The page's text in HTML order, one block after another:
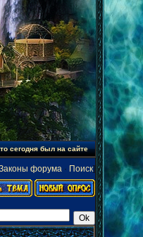
сегодня был на сайте
форума · Поиск]